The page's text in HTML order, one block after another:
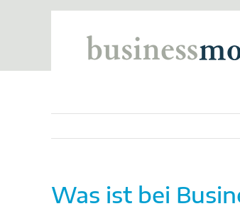
Was ist bei